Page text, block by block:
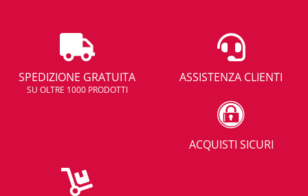
SPEDIZIONE GRATUITA
SU OLTRE 1000 PRODOTTI
ASSISTENZA CLIENTI
ACQUISTI SICURI